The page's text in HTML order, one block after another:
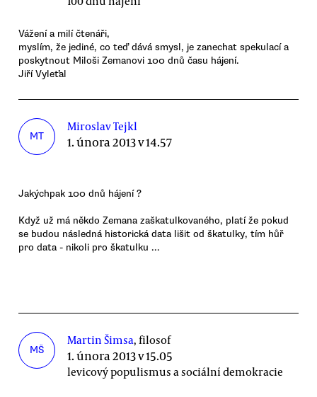
Vážení a milí čtenáři,
myslím, že jediné, co teď dává smysl, je zanechat spekulací a
poskytnout Miloši Zemanovi 100 dnů času hájení.
Jiří Vyleťal
MT
Miroslav Tejkl
1. února 2013 v 14.57
Jakýchpak 100 dnů hájení ?
Když už má někdo Zemana zaškatulkovaného, platí že pokud
se budou následná historická data lišit od škatulky, tím hůř
pro data - nikoli pro škatulku ...
MŠ
Martin Šimsa, filosof
1. února 2013 v 15.05
levicový populismus a sociální demokracie